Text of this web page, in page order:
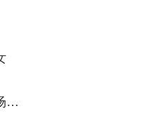
看或者看过一遍直接